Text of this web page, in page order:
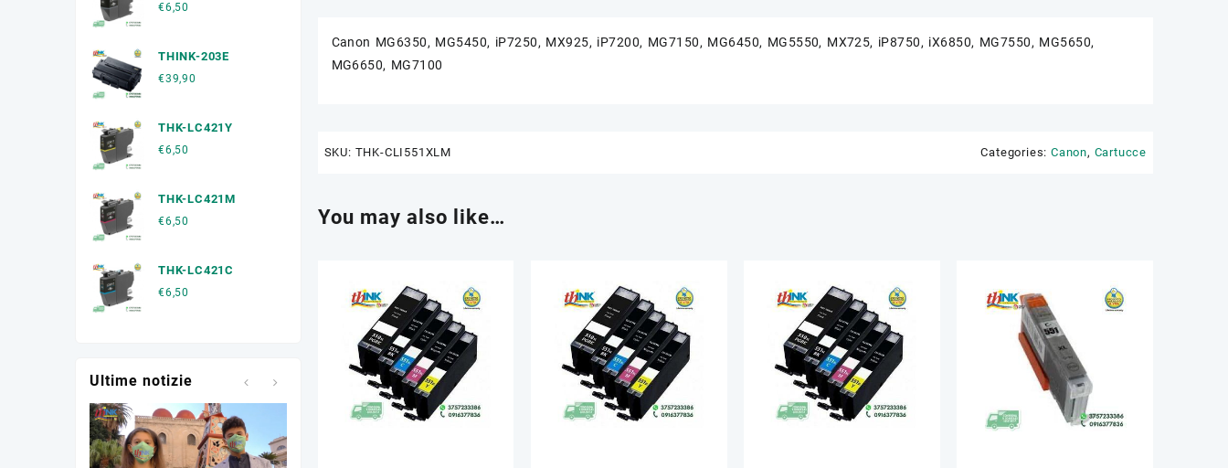
Canon MG6350, MG5450, iP7250, MX925, iP7200, MG7150, MG6450, MG5550, MX725, iP8750, iX6850, MG7550, MG5650,
MG6650, MG7100
SKU: THK-CLI551XLM Categories: Canon, Cartucce
You may also like…
€6,50
THINK-203E
€39,90
THK-LC421Y
€6,50
THK-LC421M
€6,50
THK-LC421C
€6,50
Ultime notizie